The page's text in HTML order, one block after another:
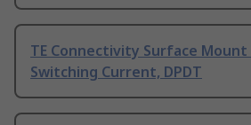
TE Connectivity Surface Mount
Switching Current, DPDT